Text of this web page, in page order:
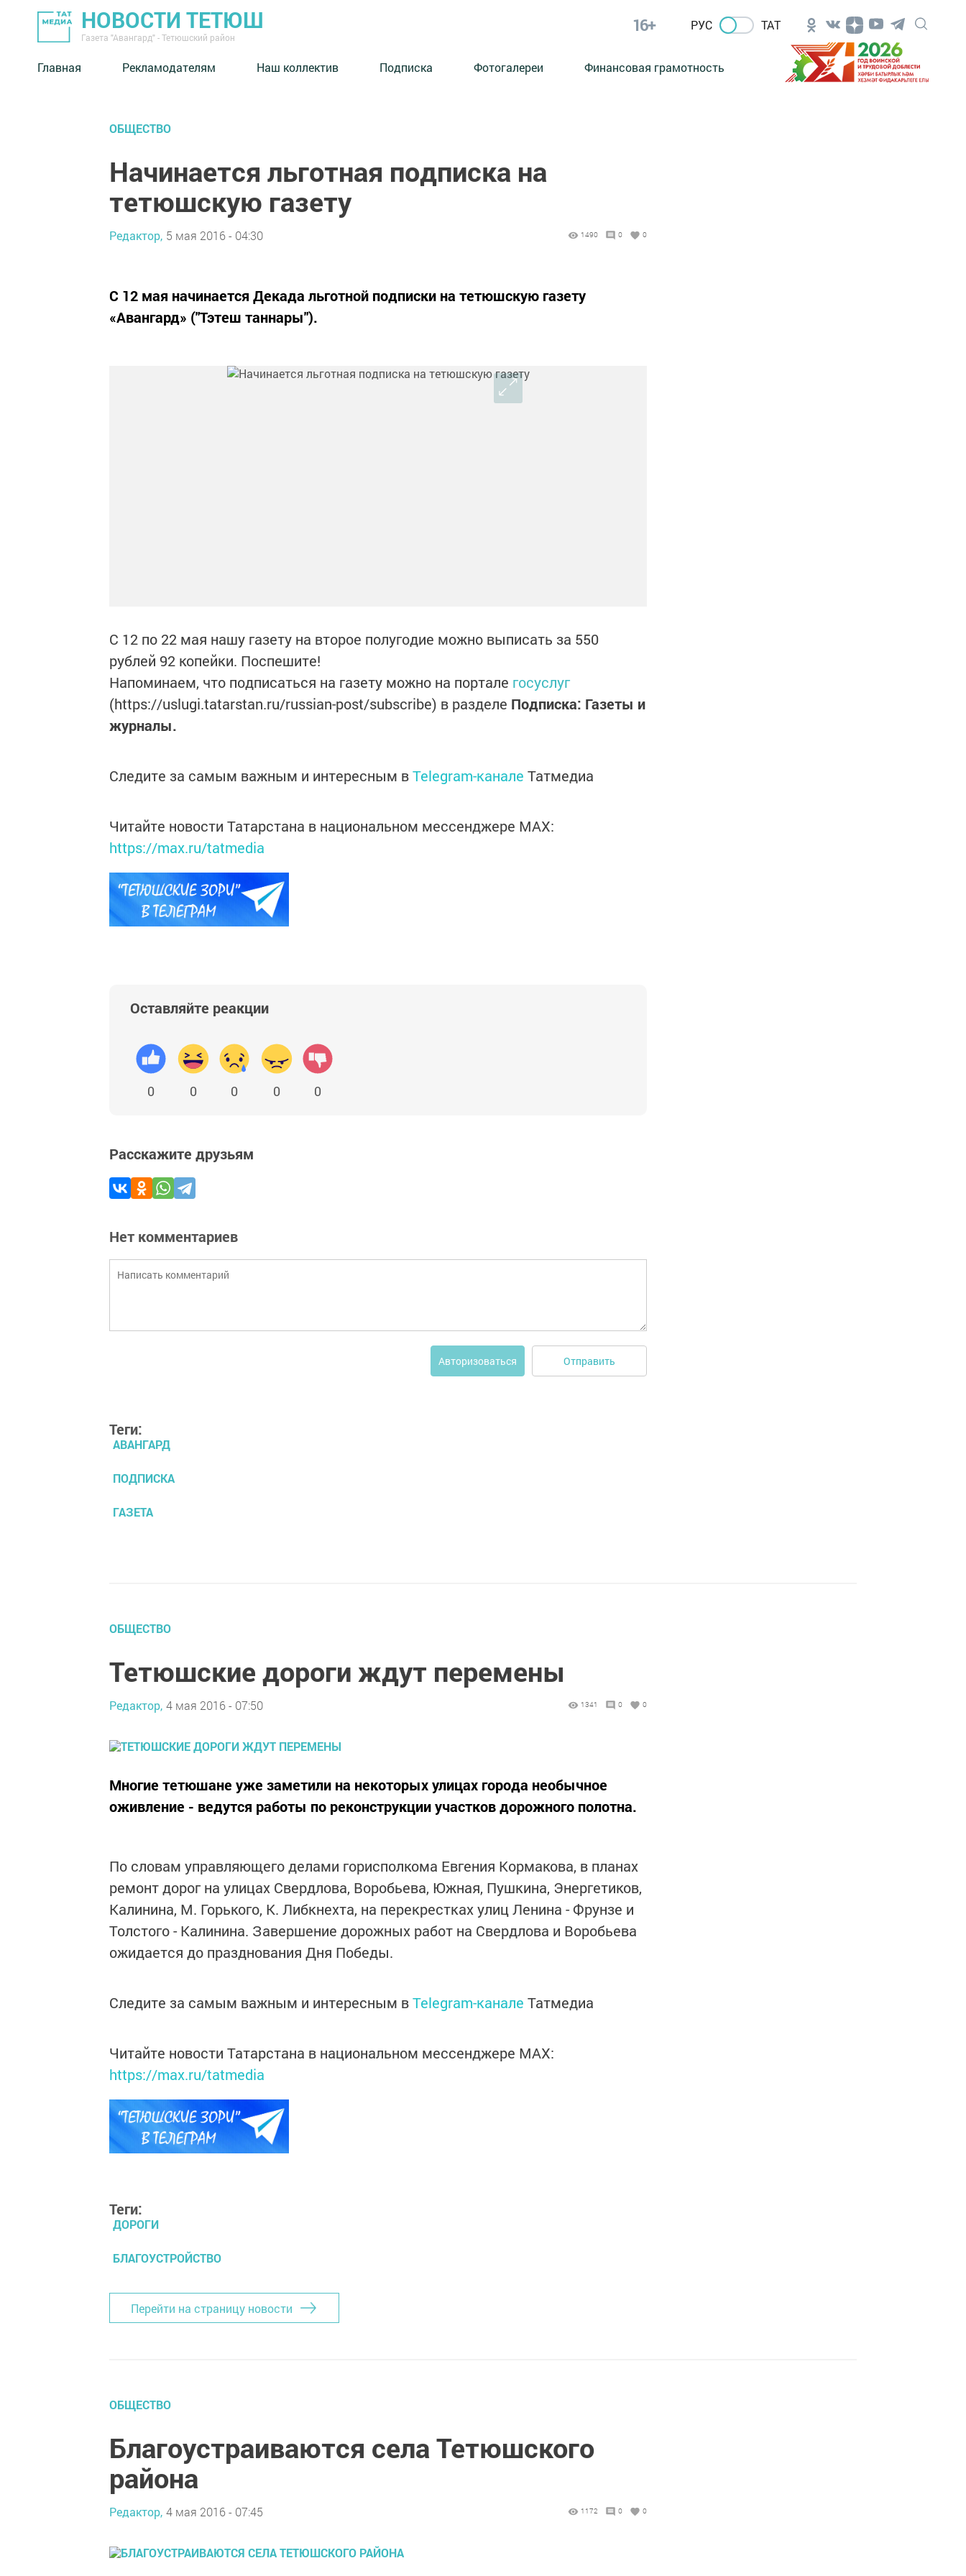
НОВОСТИ ТЕТЮШ
Газета "Авангард" - Тетюшский район
16+ РУС ТАТ
Главная Рекламодателям Наш коллектив Подписка Фотогалереи Финансовая грамотность
ОБЩЕСТВО
Начинается льготная подписка на
тетюшскую газету
Редактор, 5 мая 2016 - 04:30 1490 0 0
С 12 мая начинается Декада льготной подписки на тетюшскую газету
«Авангард» ("Тэтеш таннары").
С 12 по 22 мая нашу газету на второе полугодие можно выписать за 550
рублей 92 копейки. Поспешите!
Напоминаем, что подписаться на газету можно на портале госуслуг
(https://uslugi.tatarstan.ru/russian-post/subscribe) в разделе Подписка: Газеты и
журналы.
Следите за самым важным и интересным вTelegram-канале Татмедиа
Читайте новости Татарстана в национальном мессенджере MАХ:
https://max.ru/tatmedia
Оставляйте реакции
0 0 0 0 0
Расскажите друзьям
Нет комментариев
Авторизоваться Отправить
Теги:
АВАНГАРД
ПОДПИСКА
ГАЗЕТА
ОБЩЕСТВО
Тетюшские дороги ждут перемены
Редактор, 4 мая 2016 - 07:50 1341 0 0
Многие тетюшане уже заметили на некоторых улицах города необычное
оживление - ведутся работы по реконструкции участков дорожного полотна.
По словам управляющего делами горисполкома Евгения Кормакова, в планах
ремонт дорог на улицах Свердлова, Воробьева, Южная, Пушкина, Энергетиков,
Калинина, М. Горького, К. Либкнехта, на перекрестках улиц Ленина - Фрунзе и
Толстого - Калинина. Завершение дорожных работ на Свердлова и Воробьева
ожидается до празднования Дня Победы.
Следите за самым важным и интересным вTelegram-канале Татмедиа
Читайте новости Татарстана в национальном мессенджере MАХ:
https://max.ru/tatmedia
Теги:
ДОРОГИ
БЛАГОУСТРОЙСТВО
Перейти на страницу новости
ОБЩЕСТВО
Благоустраиваются села Тетюшского
района
Редактор, 4 мая 2016 - 07:45 1172 0 0